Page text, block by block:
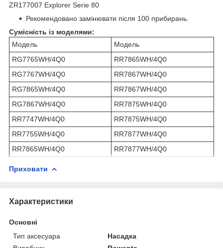
ZR177007 Explorer Serie 80
Рекомендовано замінювати після 100 прибирань.
Сумісність із моделями:
Модель
Модель
RG7765WH/4Q0
RR7865WH/4Q0
RG7767WH/4Q0
RR7867WH/4Q0
RG7865WH/4Q0
RR7867WH/4Q0
RG7867WH/4Q0
RR7875WH/4Q0
RR7747WH/4Q0
RR7875WH/4Q0
RR7755WH/4Q0
RR7877WH/4Q0
RR7865WH/4Q0
RR7877WH/4Q0
Приховати
Характеристики
Основні
Тип аксесуара
Насадка